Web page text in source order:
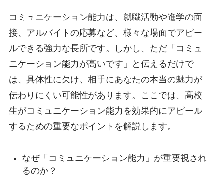
コミュニケーション能力は、就職活動や進学の面
接、アルバイトの応募など、様々な場面でアピー
ルできる強力な長所です。しかし、ただ「コミュ
ニケーション能力が高いです」と伝えるだけで
は、具体性に欠け、相手にあなたの本当の魅力が
伝わりにくい可能性があります。ここでは、高校
生がコミュニケーション能力を効果的にアピール
するための重要なポイントを解説します。
なぜ「コミュニケーション能力」が重要視され
るのか？